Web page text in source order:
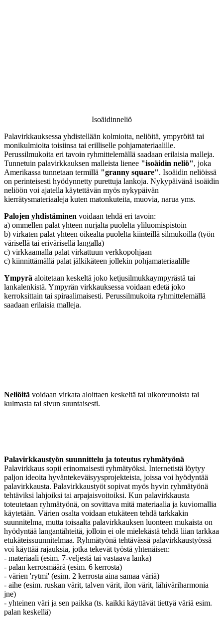
Isoäidinneliö
Palavirkkauksessa yhdistellään kolmioita, neliöitä, ympyröitä tai
monikulmioita toisiinsa tai erilliselle pohjamateriaalille.
Perussilmukoita eri tavoin ryhmittelemällä saadaan erilaisia malleja.
Tunnetuin palavirkkauksen malleista lienee "isoäidin neliö", joka
Amerikassa tunnetaan termillä "granny square". Isoäidin neliöissä
on perinteisesti hyödynnetty purettuja lankoja. Nykypäivänä isoäidin
neliöön voi ajatella käytettävän myös nykypäivän
kierrätysmateriaaleja kuten matonkuteita, muovia, narua yms.
Palojen yhdistäminen voidaan tehdä eri tavoin:
a) ommellen palat yhteen nurjalta puolelta yliluomispistoin
b) virkaten palat yhteen oikealta puolelta kiinteillä silmukoilla (työn
värisellä tai erivärisellä langalla)
c) virkkaamalla palat virkattuun verkkopohjaan
c) kiinnittämällä palat jälkikäteen jollekin pohjamateriaalille
Ympyrä aloitetaan keskeltä joko ketjusilmukkaympyrästä tai
lankalenkistä. Ympyrän virkkauksessa voidaan edetä joko
kerroksittain tai spiraalimaisesti. Perussilmukoita ryhmittelemällä
saadaan erilaisia malleja.
Neliöitä voidaan virkata aloittaen keskeltä tai ulkoreunoista tai
kulmasta tai sivun suuntaisesti.
Palavirkkaustyön suunnittelu ja toteutus ryhmätyönä
Palavirkkaus sopii erinomaisesti ryhmätyöksi. Internetistä löytyy
paljon ideoita hyväntekeväisyysprojekteista, joissa voi hyödyntää
palavirkkausta. Palavirkkaustyöt sopivat myös hyvin ryhmätyönä
tehtäviksi lahjoiksi tai arpajaisvoitoiksi. Kun palavirkkausta
toteutetaan ryhmätyönä, on sovittava mitä materiaalia ja kuviomallia
käytetään. Värien osalta voidaan etukäteen tehdä tarkkakin
suunnitelma, mutta toisaalta palavirkkauksen luonteen mukaista on
hyödyntää langantähteitä, jolloin ei ole mielekästä tehdä liian tarkkaa
etukäteissuunnitelmaa. Ryhmätyönä tehtävässä palavirkkaustyössä
voi käyttää rajauksia, jotka tekevät työstä yhtenäisen:
- materiaali (esim. 7-veljestä tai vastaava lanka)
- palan kerrosmäärä (esim. 6 kerrosta)
- värien 'rytmi' (esim. 2 kerrosta aina samaa väriä)
- aihe (esim. ruskan värit, talven värit, ilon värit, lähiväriharmonia
jne)
- yhteinen väri ja sen paikka (ts. kaikki käyttävät tiettyä väriä esim.
palan keskellä)